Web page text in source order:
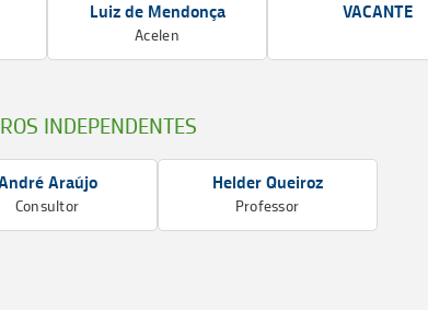
Luiz de Mendonça
Acelen
VACANTE
INDEPENDENTES
Araújo
Consultor
Helder Queiroz
Professor